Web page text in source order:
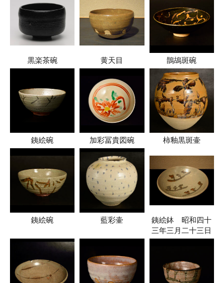
黒楽茶碗 黄天目 鵲鴣斑碗
銕絵碗 加彩冨貴図碗 柿釉黒斑壷
銕絵碗 藍彩壷
銕絵鉢 昭和四十
三年三月二十三日